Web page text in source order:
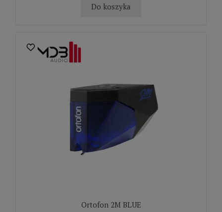
Do koszyka
Ortofon 2M BLUE